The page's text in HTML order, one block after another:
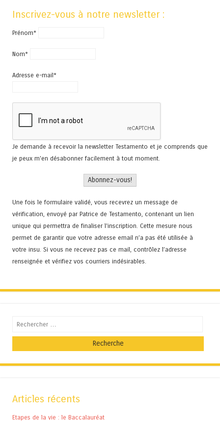
Inscrivez-vous à notre newsletter :
Prénom*
Nom*
Adresse e-mail*
Je demande à recevoir la newsletter Testamento et je comprends que
je peux m'en désabonner facilement à tout moment.
Une fois le formulaire validé, vous recevrez un message de
vérification, envoyé par Patrice de Testamento, contenant un lien
unique qui permettra de finaliser l'inscription. Cette mesure nous
permet de garantir que votre adresse email n’a pas été utilisée à
votre insu. Si vous ne recevez pas ce mail, contrôlez l’adresse
renseignée et vérifiez vos courriers indésirables.
Recherche
Articles récents
Etapes de la vie : le Baccalauréat